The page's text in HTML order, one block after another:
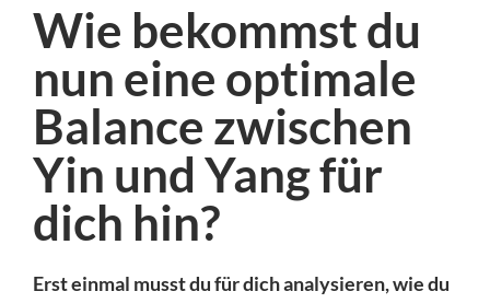
Wie bekommst du
nun eine optimale
Balance zwischen
Yin und Yang für
dich hin?
Erst einmal musst du für dich analysieren, wie du